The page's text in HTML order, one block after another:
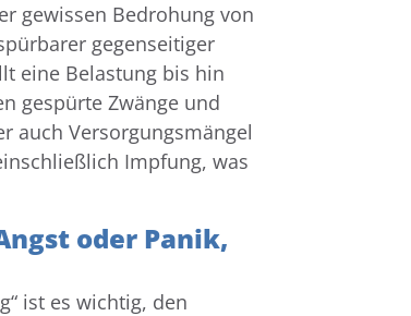
gewissen Bedrohung von
gegenseitiger
eine Belastung bis hin
gespürte Zwänge und
auch Versorgungsmängel
Impfung, was
oder Panik,
ist es wichtig, den